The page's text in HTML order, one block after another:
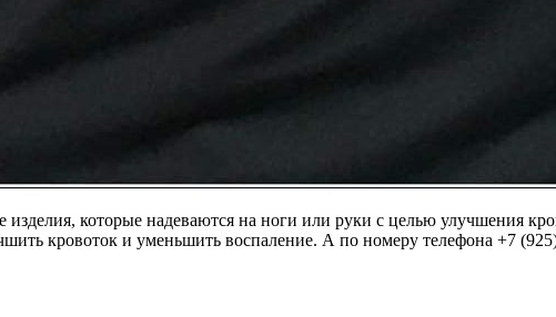
которые надеваются на ноги или руки с целью улучшения
кровоток и уменьшить воспаление. А по номеру телефона +7